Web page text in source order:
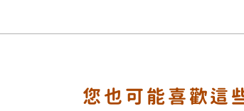
現？三重科技背部美肌
您也可能喜歡這